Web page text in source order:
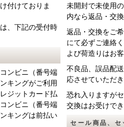
付けておりま
、下記の受付時
コンビニ（番号端
キングがご利用
ジットカード払
コンビニ（番号端
キングは前払い
未開封で未使用
内なら返品・交
返品・交換をご
にて必ずご連絡
よび荷造りはお
不良品、誤品配
応させていただき
恐れ入りますが
交換はお受けでき
セール商品、セ